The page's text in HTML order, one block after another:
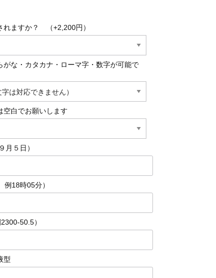
れますか？ （+2,200円）
がな・カタカナ・ローマ字・数字が可能で
空白でお願いします
５日）
18時05分）
50.5）
型